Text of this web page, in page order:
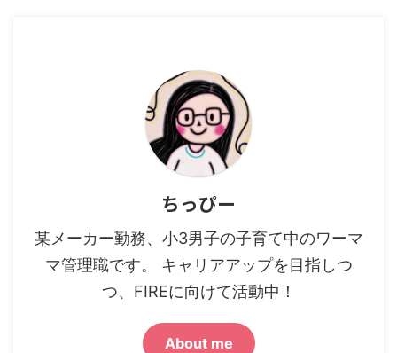
ちっぴー
某メーカー勤務、小3男子の子育て中のワーマ
マ管理職です。 キャリアアップを目指しつ
つ、FIREに向けて活動中！
About me